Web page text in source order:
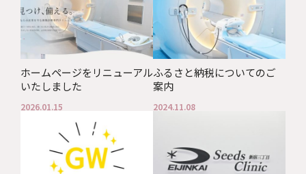
ホームページをリニューアル
いたしました
2026.01.15
ふるさと納税についてのご
案内
2024.11.08